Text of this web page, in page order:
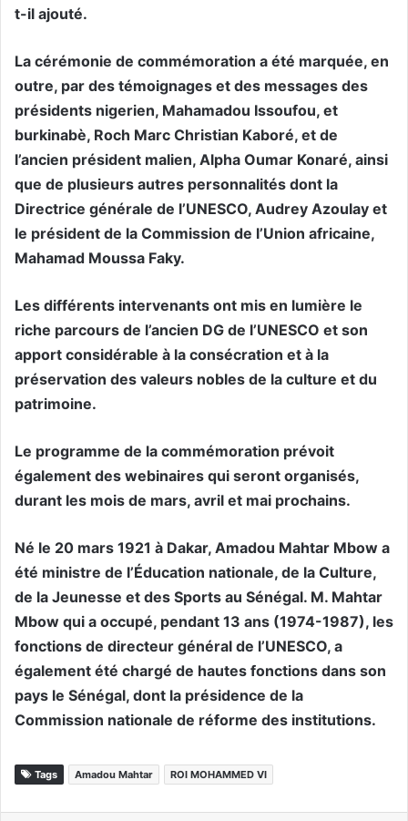
t-il ajouté.
La cérémonie de commémoration a été marquée, en
outre, par des témoignages et des messages des
présidents nigerien, Mahamadou Issoufou, et
burkinabè, Roch Marc Christian Kaboré, et de
l’ancien président malien, Alpha Oumar Konaré, ainsi
que de plusieurs autres personnalités dont la
Directrice générale de l’UNESCO, Audrey Azoulay et
le président de la Commission de l’Union africaine,
Mahamad Moussa Faky.
Les différents intervenants ont mis en lumière le
riche parcours de l’ancien DG de l’UNESCO et son
apport considérable à la consécration et à la
préservation des valeurs nobles de la culture et du
patrimoine.
Le programme de la commémoration prévoit
également des webinaires qui seront organisés,
durant les mois de mars, avril et mai prochains.
Né le 20 mars 1921 à Dakar, Amadou Mahtar Mbow a
été ministre de l’Éducation nationale, de la Culture,
de la Jeunesse et des Sports au Sénégal. M. Mahtar
Mbow qui a occupé, pendant 13 ans (1974-1987), les
fonctions de directeur général de l’UNESCO, a
également été chargé de hautes fonctions dans son
pays le Sénégal, dont la présidence de la
Commission nationale de réforme des institutions.
Tags Amadou Mahtar ROI MOHAMMED VI